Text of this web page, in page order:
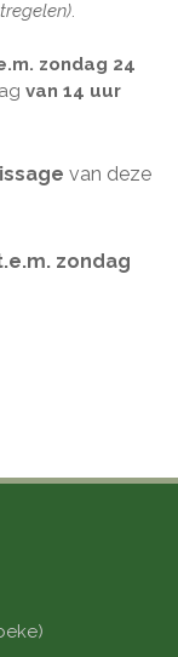
.
zondag 24
van 14 uur
van deze
zondag